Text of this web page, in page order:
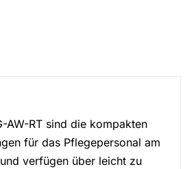
AW-RT sind die kompakten
für das Pflegepersonal am
verfügen über leicht zu